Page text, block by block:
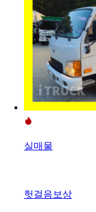
실매물
헛걸음보상